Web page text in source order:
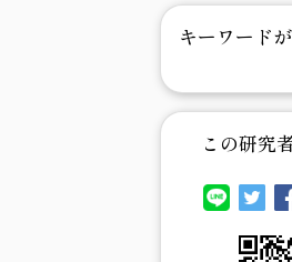
キーワード
この研究